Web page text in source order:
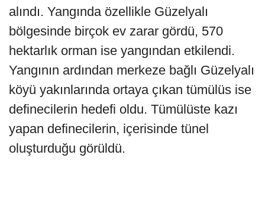
alındı. Yangında özellikle Güzelyalı
bölgesinde birçok ev zarar gördü, 570
hektarlık orman ise yangından etkilendi.
Yangının ardından merkeze bağlı Güzelyalı
köyü yakınlarında ortaya çıkan tümülüs ise
definecilerin hedefi oldu. Tümülüste kazı
yapan definecilerin, içerisinde tünel
oluşturduğu görüldü.